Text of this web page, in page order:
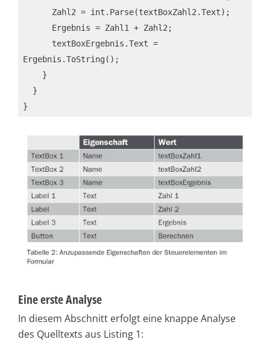
Ergebnis.ToString();
Eine erste Analyse
In diesem Abschnitt erfolgt eine knappe Analyse
des Quelltexts aus Listing 1: